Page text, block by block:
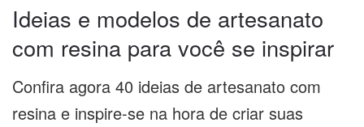
Ideias e modelos de artesanato
com resina para você se inspirar
Confira agora 40 ideias de artesanato com
resina e inspire-se na hora de criar suas